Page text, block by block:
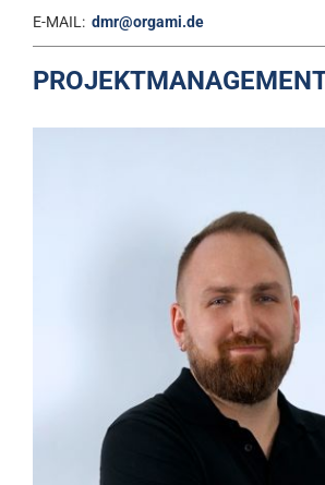
E-MAIL: dmr@orgami.de